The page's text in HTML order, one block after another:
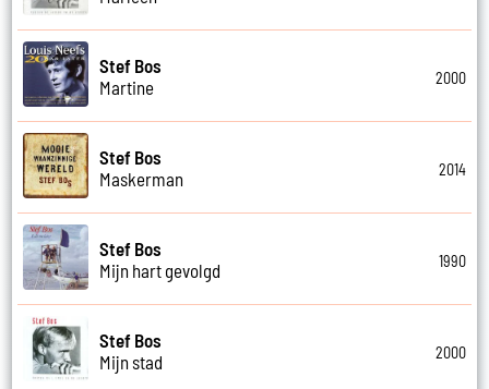
Stef Bos
Martine
2000
Stef Bos
Maskerman
2014
Stef Bos
Mijn hart gevolgd
1990
Stef Bos
Mijn stad
2000